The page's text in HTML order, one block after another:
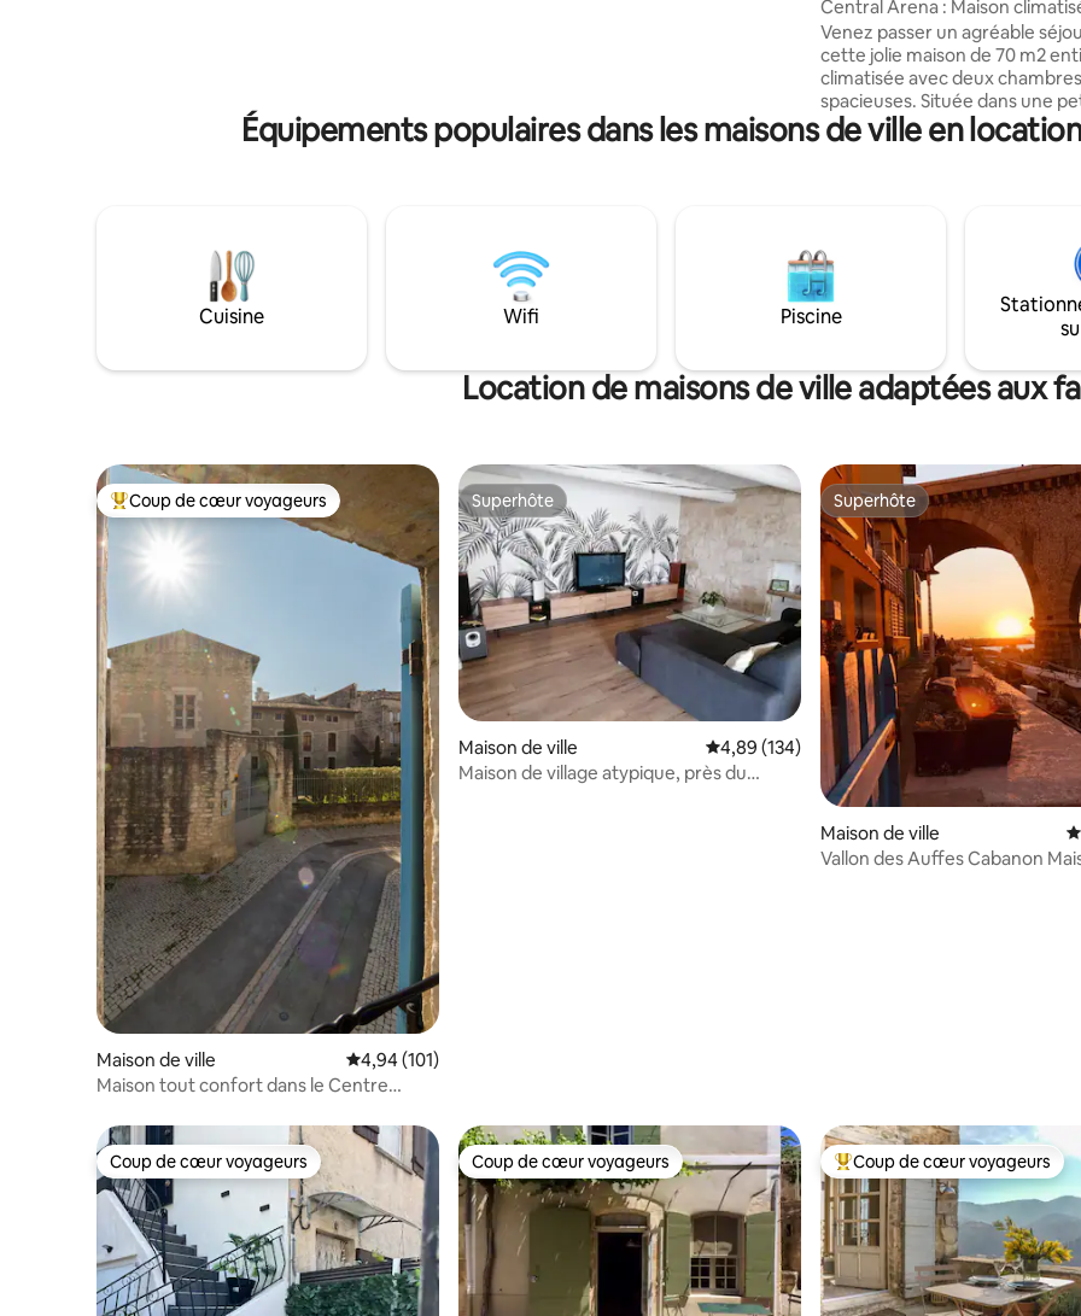
ou aux très jeunes enfants
Central Arena : Maison
patio
Venez passer un agréable
cette jolie maison de 70 m2
climatisée avec deux chambres
spacieuses. Située dans une
calme d'un des quartiers les
d'Arles au pied des Arènes,
d'équipements (fours, lave-
lave-linge, frigidaire-
plat, wifi, ....) rendront votre
inoubliable.
Équipements populaires dans les maisons de ville en
Cuisine Wifi Piscine
Location de maisons de ville adaptées aux
Coups de cœur voyageurs les plus appréciés
Coup de cœur voyageurs
Maison de ville Évaluation moyenne sur la base de 101 commentaires : 4,94 sur 5
4,94 (101)
Maison tout confort dans le Centre
Superhôte
Superhôte
Maison de ville Évaluation moyenne sur la base de 134
4,89 (134)
Maison de village atypique, près du
Superhôte
Superhôte
Maison de ville
Vallon des Auffes Cabanon Maison de
Coup de cœur voyageurs
Coup de cœur voyageurs Coup de cœur voyageurs
Coup de cœur voyageurs Coups de cœur voyageurs les
Coup de cœur voyageurs